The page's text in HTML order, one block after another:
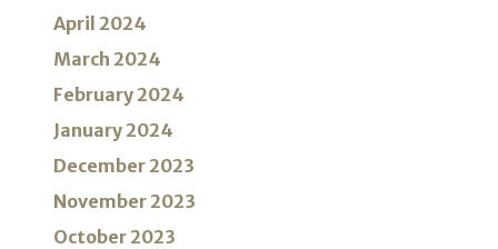
April 2024
March 2024
February 2024
January 2024
December 2023
November 2023
October 2023